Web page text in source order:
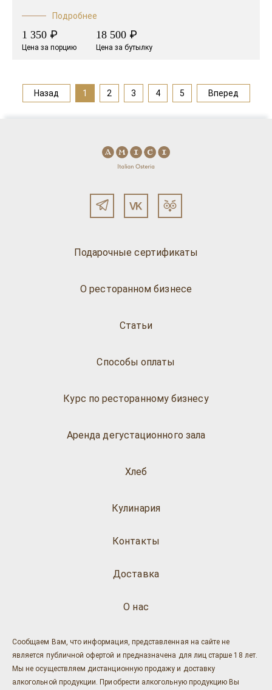
Подробнее
1 350 ₽
Цена за порцию
18 500 ₽
Цена за бутылку
Назад 1 2 3 4 5 Вперед
Подарочные сертификаты
О ресторанном бизнесе
Статьи
Способы оплаты
Курс по ресторанному бизнесу
Аренда дегустационного зала
Хлеб
Кулинария
О нас
Доставка
Контакты
Сообщаем Вам, что информация, представленная на сайте не
является публичной офертой и предназначена для лиц старше 18 лет.
Мы не осуществляем дистанционную продажу и доставку
алкогольной продукции. Приобрести алкогольную продукцию Вы